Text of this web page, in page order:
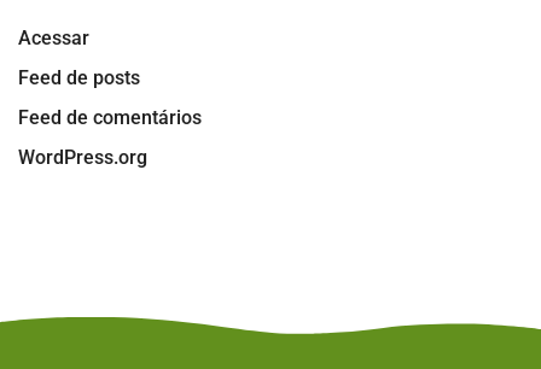
Acessar
Feed de posts
Feed de comentários
WordPress.org